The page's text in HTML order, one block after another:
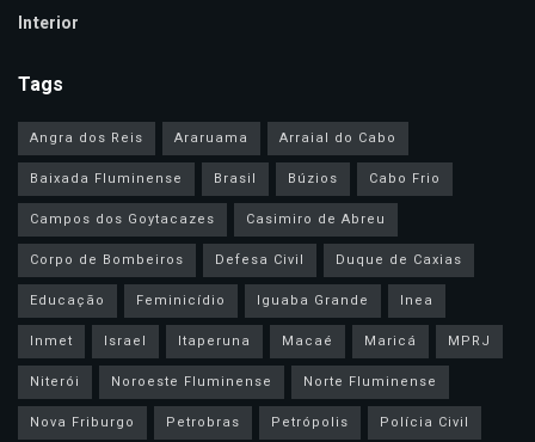
Interior
Tags
Angra dos Reis Araruama
Arraial do Cabo
Baixada Fluminense
Brasil Búzios
Cabo Frio
Campos dos Goytacazes
Casimiro de Abreu
Corpo de Bombeiros
Defesa Civil
Duque de Caxias
Educação
Feminicídio Iguaba Grande
Inea
Inmet
Israel Itaperuna Macaé Maricá
MPRJ
Niterói
Noroeste Fluminense
Norte Fluminense
Nova Friburgo
Petrobras Petrópolis
Polícia Civil